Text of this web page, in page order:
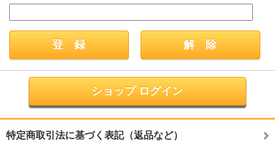
ショップ ログイン
特定商取引法に基づく表記（返品など）